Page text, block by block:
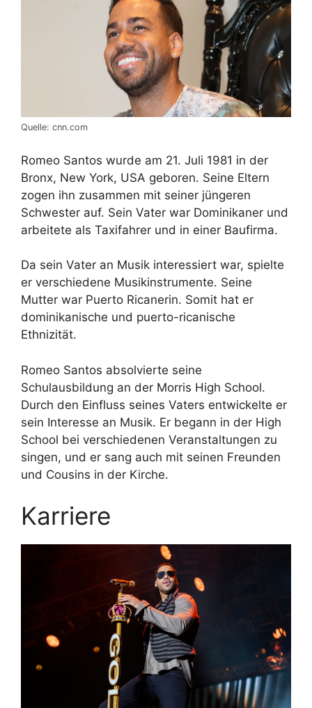
Quelle: cnn.com
Romeo Santos wurde am 21. Juli 1981 in der
Bronx, New York, USA geboren. Seine Eltern
zogen ihn zusammen mit seiner jüngeren
Schwester auf. Sein Vater war Dominikaner und
arbeitete als Taxifahrer und in einer Baufirma.
Da sein Vater an Musik interessiert war, spielte
er verschiedene Musikinstrumente. Seine
Mutter war Puerto Ricanerin. Somit hat er
dominikanische und puerto-ricanische
Ethnizität.
Romeo Santos absolvierte seine
Schulausbildung an der Morris High School.
Durch den Einfluss seines Vaters entwickelte er
sein Interesse an Musik. Er begann in der High
School bei verschiedenen Veranstaltungen zu
singen, und er sang auch mit seinen Freunden
und Cousins in der Kirche.
Karriere